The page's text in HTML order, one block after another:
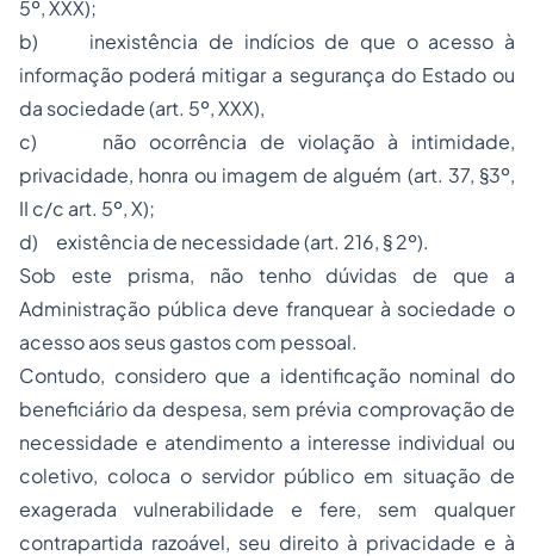
5º, XXX);
b) inexistência de indícios de que o acesso à
informação poderá mitigar a segurança do Estado ou
da sociedade (art. 5º, XXX),
c) não ocorrência de violação à intimidade,
privacidade, honra ou imagem de alguém (art. 37, §3º,
II c/c art. 5º, X);
d) existência de necessidade (art. 216, § 2º).
Sob este prisma, não tenho dúvidas de que a
Administração pública deve franquear à sociedade o
acesso aos seus gastos com pessoal.
Contudo, considero que a identificação nominal do
beneficiário da despesa, sem prévia comprovação de
necessidade e atendimento a interesse individual ou
coletivo, coloca o servidor público em situação de
exagerada vulnerabilidade e fere, sem qualquer
contrapartida razoável, seu direito à privacidade e à